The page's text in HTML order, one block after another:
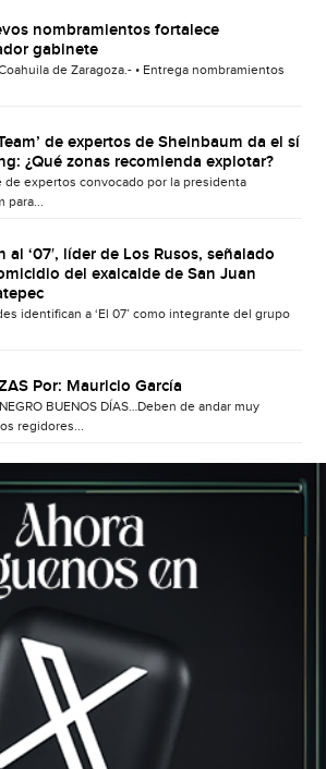
nombramientos fortalece
gabinete
de Zaragoza.- • Entrega nombramientos
de expertos de Sheinbaum da el sí
¿Qué zonas recomienda explotar?
de expertos convocado por la presidenta
para...
al ‘07′, líder de Los Rusos, señalado
del exalcalde de San Juan
identifican a ‘El 07’ como integrante del grupo
Por: Mauricio García
BUENOS DÍAS…Deben de andar muy
regidores...